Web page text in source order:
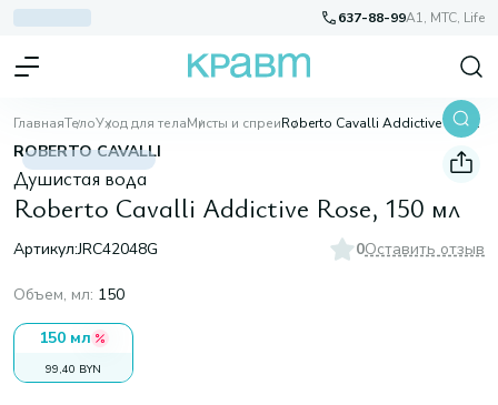
637-88-99A1, МТС, Life
ГлавнаяТелоУход для телаМисты и спреи Roberto Cavalli Addictive Rose, 150 мл
ROBERTO CAVALLI
Душистая вода
Roberto Cavalli Addictive Rose, 150 мл
Артикул:JRC42048G 0Оставить отзыв
Объем, мл: 150
150 мл
99,40 BYN